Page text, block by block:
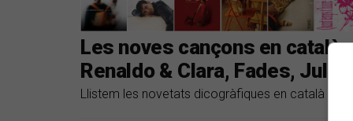
Les noves cançons en català
Renaldo & Clara, Fades,
Llistem les novetats dicogràfiques en català dels